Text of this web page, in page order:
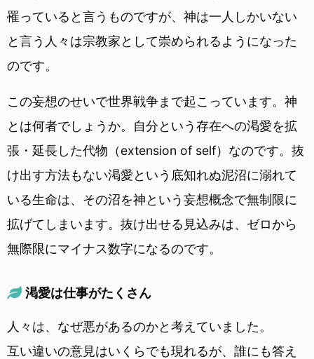
罹っていると言うものですが、神は一人しかいない
と言う人々は宗教家として崇められるようになった
のです。
この妄想のせいで世界戦争まで起こっています。神
とは何者でしょうか。自分という存在への渇愛を拡
張・延長した代物（extension of self）なのです。抜
け出す方法もない渇愛という底知れぬ泥沼に溺れて
いる生命は、その沼を神という妄想概念で無制限に
拡げてしまいます。抜け出せる見込みは、ゼロから
無際限にマイナス数字になるのです。
渇愛は仕事がたくさん
人々は、なぜ悪があるのかと考えていました。
互い違いの意見はいくらでも現れるが、誰にも答え